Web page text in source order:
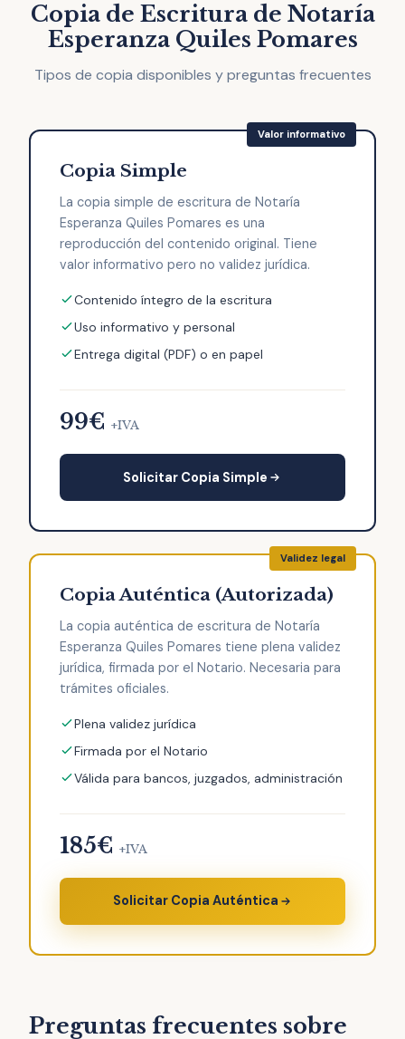
Copia de Escritura de Notaría
Esperanza Quiles Pomares
Tipos de copia disponibles y preguntas frecuentes
Copia Simple
La copia simple de escritura de Notaría
Esperanza Quiles Pomares es una
reproducción del contenido original. Tiene
valor informativo pero no validez jurídica.
Contenido íntegro de la escritura
Uso informativo y personal
Entrega digital (PDF) o en papel
99€ +IVA
Solicitar Copia Simple
Copia Auténtica (Autorizada)
La copia auténtica de escritura de Notaría
Esperanza Quiles Pomares tiene plena validez
jurídica, firmada por el Notario. Necesaria para
trámites oficiales.
Plena validez jurídica
Firmada por el Notario
Válida para bancos, juzgados, administración
185€ +IVA
Solicitar Copia Auténtica
Preguntas frecuentes sobre